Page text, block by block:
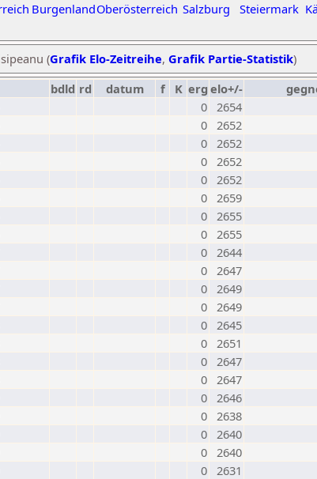
BurgenlandOberösterreich Salzburg Steiermark
(Grafik Elo-Zeitreihe, Grafik Partie-Statistik)
bdld rd datum f K erg elo+/-
0 2654
0 2652
0 2652
0 2652
0 2652
0 2659
0 2655
0 2655
0 2644
0 2647
0 2649
0 2649
0 2645
0 2651
0 2647
0 2647
0 2646
0 2638
0 2640
0 2640
0 2631